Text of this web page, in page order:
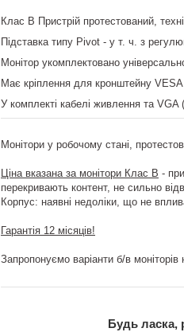
Клас B Пристрій протестований,
Підставка типу Pivot - у т. ч. з
Монітор укомплектовано
Має кріплення для кронштейну
У комплекті кабелі живлення та VGA
Монітори у робочому стані,
Ціна вказана за монітори Клас B -
перекривають контент, не сильно
Корпус: наявні недоліки, що не
Гарантія 12 місяців!
Запропонуємо варіанти б/в
Будь ласка,